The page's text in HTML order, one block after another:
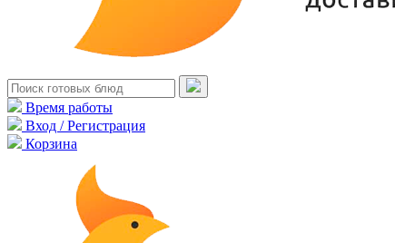
Время работы
Вход / Регистрация
Корзина